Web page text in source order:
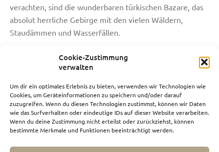
Cookie-Zustimmung
verwalten
Um dir ein optimales Erlebnis zu bieten, verwenden wir Technologien wie
Cookies, um Geräteinformationen zu speichern und/oder darauf
zuzugreifen. Wenn du diesen Technologien zustimmst, können wir Daten
wie das Surfverhalten oder eindeutige IDs auf dieser Website verarbeiten.
Wenn du deine Zustimmung nicht erteilst oder zurückziehst, können
bestimmte Merkmale und Funktionen beeinträchtigt werden.
verachten, sind die wunderbaren türkischen Bazare, das
absolut herrliche Gebirge mit den vielen Wäldern,
Staudämmen und Wasserfällen.